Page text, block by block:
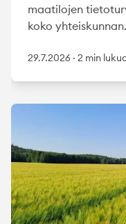
maatilojen
koko
29.7.2026 · 2 min